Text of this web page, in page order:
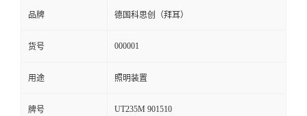
留
言
品牌 德国科思创（拜耳）
货号 000001
用途 照明装置
牌号 UT235M 901510